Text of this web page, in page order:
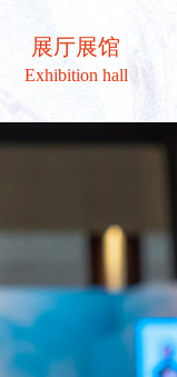
展厅展馆
Exhibition hall